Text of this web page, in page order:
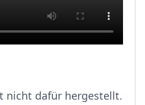
nicht dafür hergestellt.